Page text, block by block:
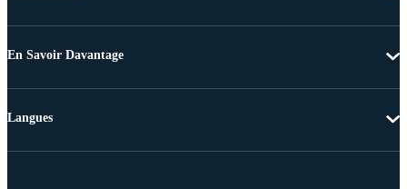
En Savoir Davantage
Langues